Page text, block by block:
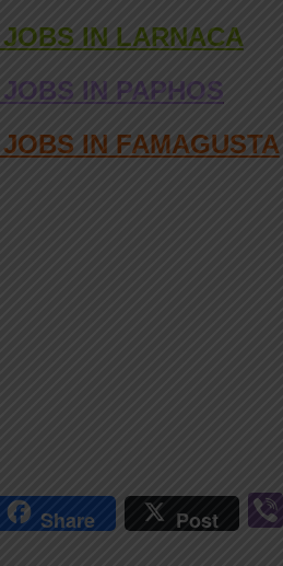
IN LARNACA
IN PAPHOS
IN FAMAGUSTA
Share Post